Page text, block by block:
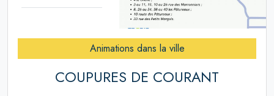
Animations dans la ville
COUPURES DE COURANT